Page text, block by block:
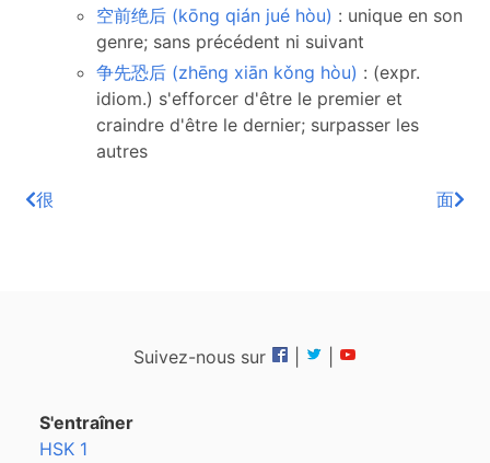
空前绝后 (kōng qián jué hòu) : unique en son
genre; sans précédent ni suivant
争先恐后 (zhēng xiān kǒng hòu) : (expr.
idiom.) s'efforcer d'être le premier et
craindre d'être le dernier; surpasser les
autres
很 面
Suivez-nous sur
S'entraîner
HSK 1